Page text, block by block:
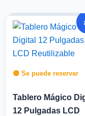
🟡 Se puede reservar
Tablero Mágico
12 Pulgadas LCD
El
precio
era:
$